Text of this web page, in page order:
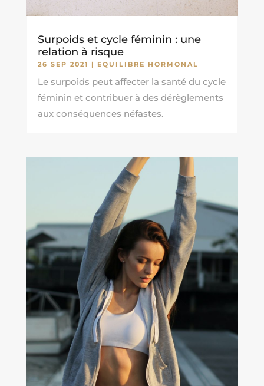
Surpoids et cycle féminin : une
relation à risque
26 SEP 2021 | EQUILIBRE HORMONAL
Le surpoids peut affecter la santé du cycle
féminin et contribuer à des dérèglements
aux conséquences néfastes.